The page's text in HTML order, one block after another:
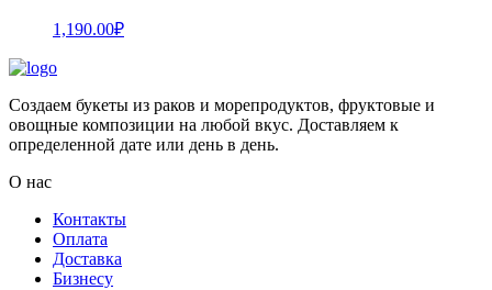
1,190.00₽
Создаем букеты из раков и морепродуктов, фруктовые и
овощные композиции на любой вкус. Доставляем к
определенной дате или день в день.
О нас
Контакты
Оплата
Доставка
Бизнесу